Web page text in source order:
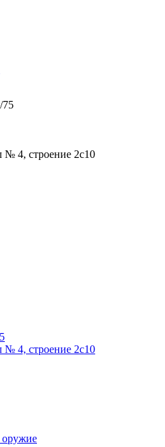
75
№ 4, строение 2с10
№ 4, строение 2с10
оружие